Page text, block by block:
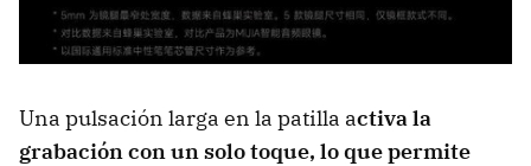
Una pulsación larga en la patilla activa la
grabación con un solo toque, lo que permite